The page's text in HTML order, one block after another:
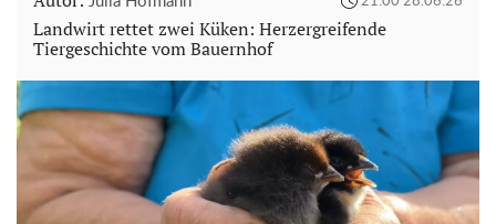
Landwirt rettet zwei Küken: Herzergreifende
Tiergeschichte vom Bauernhof